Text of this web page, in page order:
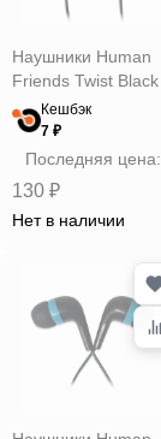
Наушники Human
Friends Twist Black
Кешбэк
7 ₽
Последняя цена:
130 ₽
Нет в наличии